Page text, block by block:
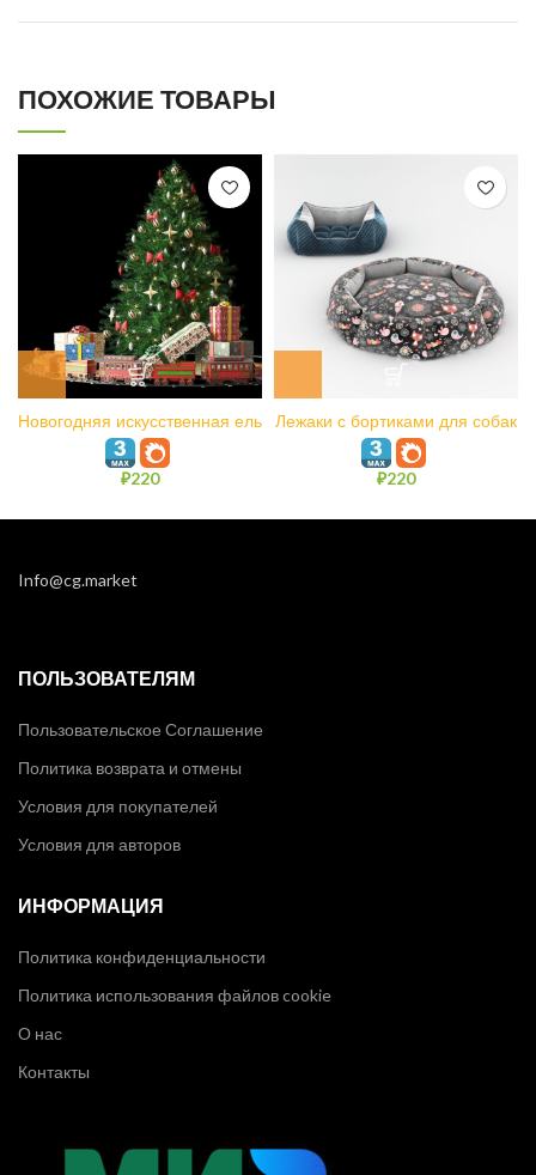
ПОХОЖИЕ ТОВАРЫ
Новогодняя искусственная ель
с детской железной дорогой
₽220
Лежаки с бортиками для собак
и кошек
₽220
Info@cg.market
ПОЛЬЗОВАТЕЛЯМ
Пользовательское Соглашение
Политика возврата и отмены
Условия для покупателей
Условия для авторов
ИНФОРМАЦИЯ
Политика конфиденциальности
Политика использования файлов cookie
О нас
Контакты